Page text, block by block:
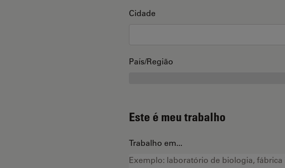
Cidade
País/Região
Este é meu trabalho
Trabalho em...